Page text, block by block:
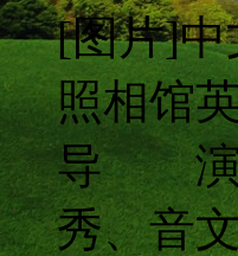
[图片]中
照相馆
导 演
秀、音